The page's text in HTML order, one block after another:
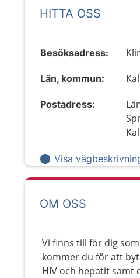
HITTA OSS
Besöksadress:
Län, kommun:
Postadress:
Visa
OM OSS
Vi finns till för dig
kommer du för att
HIV och hepatit samt